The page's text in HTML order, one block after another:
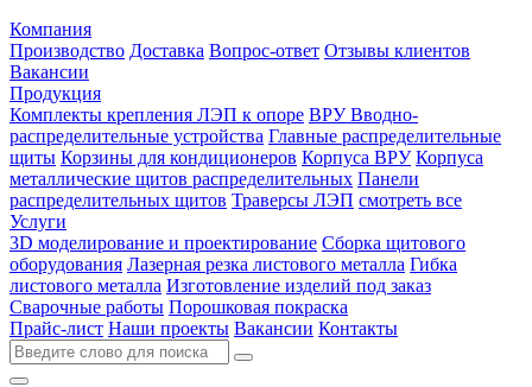
Компания
Производство Доставка Вопрос-ответ Отзывы клиентов
Вакансии
Продукция
Комплекты крепления ЛЭП к опоре ВРУ Вводно-
распределительные устройства Главные распределительные
щиты Корзины для кондиционеров Корпуса ВРУ Корпуса
металлические щитов распределительных Панели
распределительных щитов Траверсы ЛЭП смотреть все
Услуги
3D моделирование и проектирование Сборка щитового
оборудования Лазерная резка листового металла Гибка
листового металла Изготовление изделий под заказ
Сварочные работы Порошковая покраска
Прайс-лист Наши проекты Вакансии Контакты